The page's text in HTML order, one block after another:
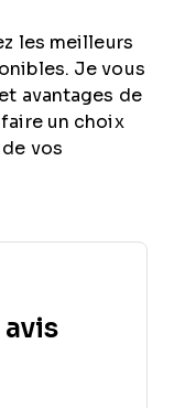
les meilleurs
Je vous
avantages de
un choix
vos